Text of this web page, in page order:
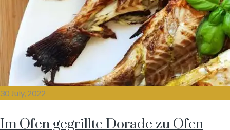
30 July, 2022
Im Ofen gegrillte Dorade zu Ofen